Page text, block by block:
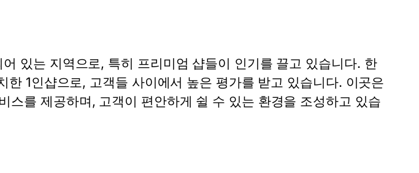
있는 지역으로, 특히 프리미엄 샵들이 인기를 끌고 있습니다. 한
한 1인샵으로, 고객들 사이에서 높은 평가를 받고 있습니다. 이곳은
스를 제공하며, 고객이 편안하게 쉴 수 있는 환경을 조성하고 있습